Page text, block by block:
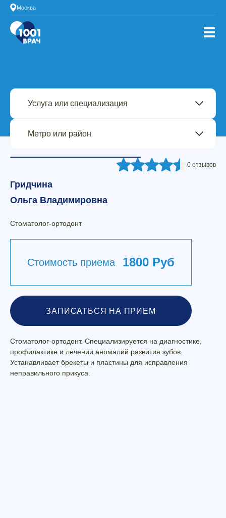
Москва
0 отзывов
Гридчина
Ольга Владимировна
Стоматолог-ортодонт
Стоимость приема 1800 Руб
ЗАПИСАТЬСЯ НА ПРИЕМ
Стоматолог-ортодонт. Специализируется на диагностике,
профилактике и лечении аномалий развития зубов.
Устанавливает брекеты и пластины для исправления
неправильного прикуса.